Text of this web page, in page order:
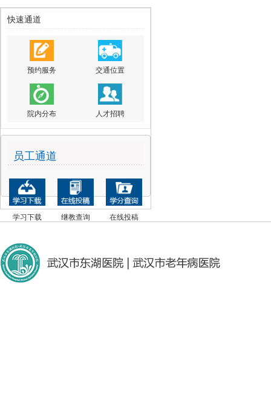
快速通道
预约服务 交通位置
院内分布 人才招聘
员工通道
学习下载 继教查询 在线投稿